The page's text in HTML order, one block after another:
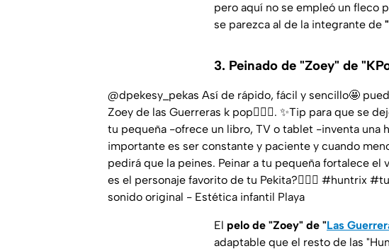
pero aquí no se empleó un fleco
se parezca al de la integrante de
3. Peinado de "Zoey" de
@dpekesy_pekas Así de rápido, fácil y sencillo🤩
Zoey de las Guerreras k pop🧚🏻‍♀️. ✨Tip para que se
tu pequeña -ofrece un libro, TV o tablet -inventa una
importante es ser constante y paciente y cuando
pedirá que la peines. Peinar a tu pequeña fortalece el
es el personaje favorito de tu Pekita?🧚🏻‍♀️ #huntrix
sonido original - Estética infantil Playa
El pelo de "Zoey" de "Las
adaptable que el resto de las